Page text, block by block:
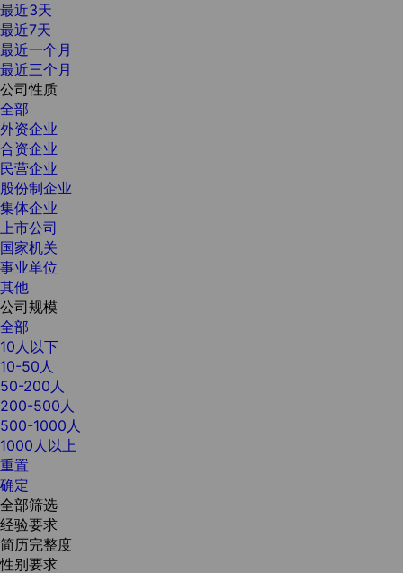
最近3天
最近7天
最近一个月
最近三个月
公司性质
全部
外资企业
合资企业
民营企业
股份制企业
集体企业
上市公司
国家机关
事业单位
其他
公司规模
全部
10人以下
10-50人
50-200人
200-500人
500-1000人
1000人以上
重置
确定
全部筛选
经验要求
简历完整度
性别要求